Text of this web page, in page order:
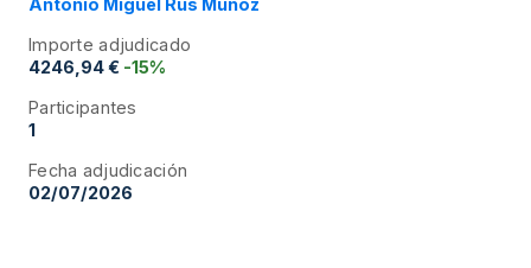
Antonio Miguel Rus Muñoz
Importe adjudicado
4246,94 € -15%
Participantes
1
Fecha adjudicación
02/07/2026